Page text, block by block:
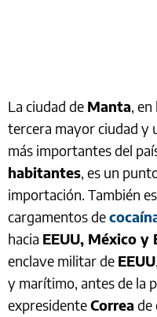
La ciudad de Manta,
tercera mayor ciudad y
más importantes del
habitantes, es un
importación. También
cargamentos de
hacia EEUU, México y
enclave militar de EEUU
y marítimo, antes de la
expresidenteCorrea de